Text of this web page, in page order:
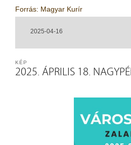
Forrás: Magyar Kurír
2025-04-16
2025. ÁPRILIS 18.
KÉP